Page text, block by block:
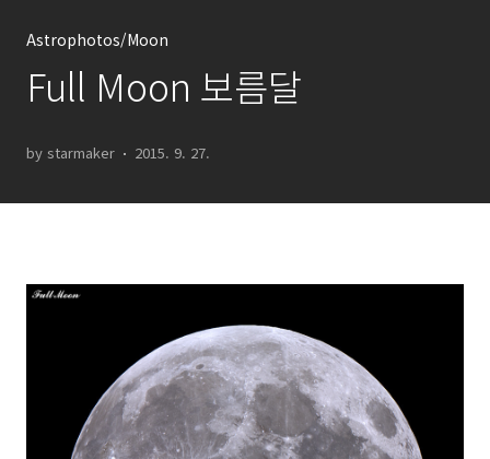
Astrophotos/Moon
Full Moon 보름달
by starmaker 2015. 9. 27.